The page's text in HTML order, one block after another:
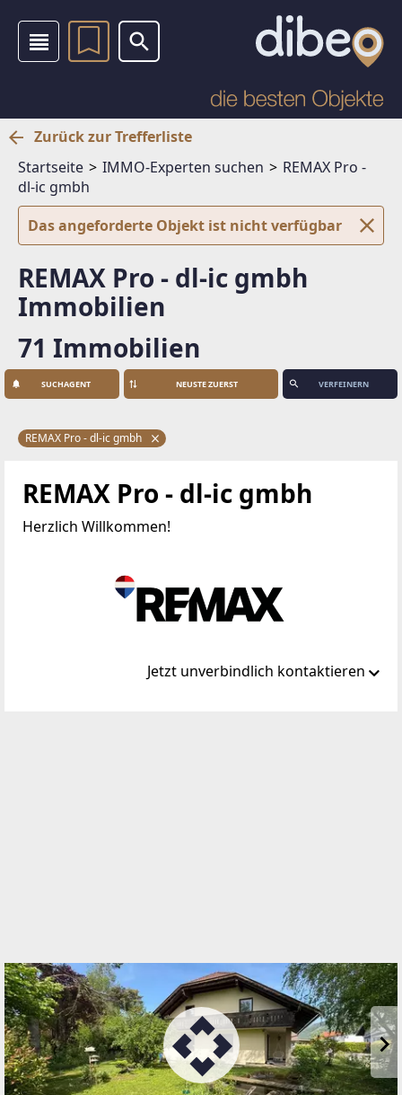
Zurück zur Trefferliste
Startseite
IMMO-Experten suchen
REMAX Pro -
dl-ic gmbh
Das angeforderte Objekt ist nicht verfügbar
REMAX Pro - dl-ic gmbh
Immobilien
71 Immobilien
SUCHAGENT VERFEINERN
REMAX Pro - dl-ic gmbh
REMAX Pro - dl-ic gmbh
Herzlich Willkommen!
Jetzt unverbindlich kontaktieren